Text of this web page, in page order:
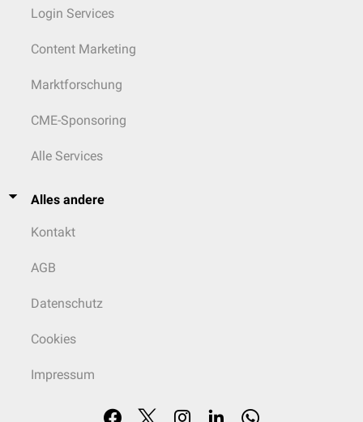
Login Services
Content Marketing
Marktforschung
CME-Sponsoring
Alle Services
Alles andere
Kontakt
AGB
Datenschutz
Cookies
Impressum